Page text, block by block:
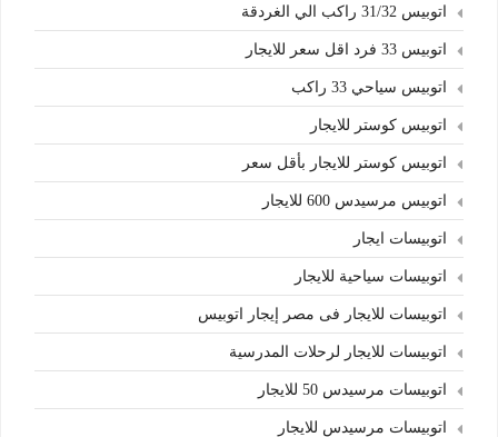
اتوبيس 31/32 راكب الي الغردقة
اتوبيس 33 فرد اقل سعر للايجار
اتوبيس سياحي 33 راكب
اتوبيس كوستر للايجار
اتوبيس كوستر للايجار بأقل سعر
اتوبيس مرسيدس 600 للايجار
اتوبيسات ايجار
اتوبيسات سياحية للايجار
اتوبيسات للايجار فى مصر إيجار اتوبيس
اتوبيسات للايجار لرحلات المدرسية
اتوبيسات مرسيدس 50 للايجار
اتوبيسات مرسيدس للايجار